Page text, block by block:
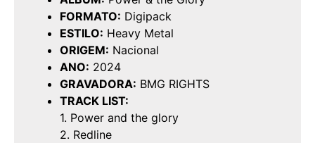
FORMATO: Digipack
ESTILO: Heavy Metal
ORIGEM: Nacional
ANO: 2024
GRAVADORA: BMG RIGHTS
TRACK LIST:
1. Power and the glory
2. Redline